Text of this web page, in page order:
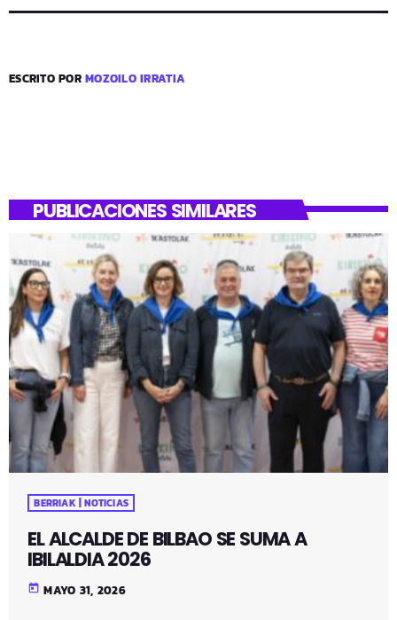
ESCRITO PORMOZOILO IRRATIA
PUBLICACIONES SIMILARES
BERRIAK | NOTICIAS
EL ALCALDE DE BILBAO SE SUMA A
IBILALDIA 2026
today MAYO 31, 2026